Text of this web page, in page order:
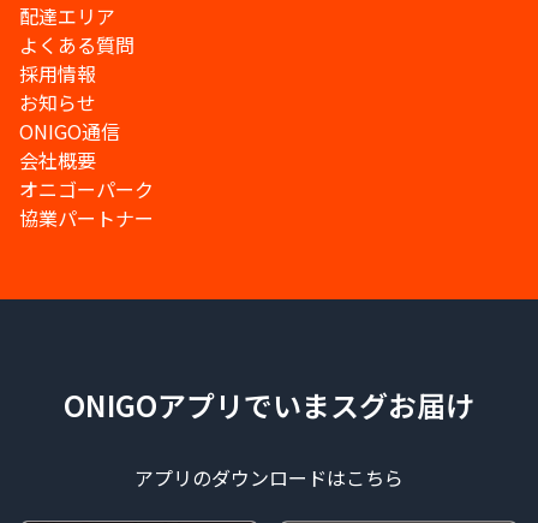
配達エリア
よくある質問
採用情報
お知らせ
ONIGO通信
会社概要
オニゴーパーク
協業パートナー
ONIGOアプリでいまスグお届け
アプリのダウンロードはこちら